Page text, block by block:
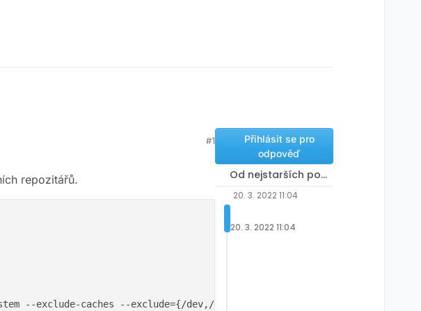
#1
repozitářů.
exclude-caches --exclude={/dev,/media,/mnt,/proc,/run,/sys,/tmp,/var/tmp,/
Přihlásit se pro
odpověď
Od nejstarších po nejnovější
20. 3. 2022 11:04
20. 3. 2022 11:04